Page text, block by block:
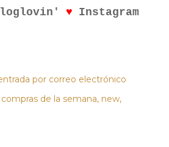
♥ Instagram
por correo electrónico
compras de la semana new